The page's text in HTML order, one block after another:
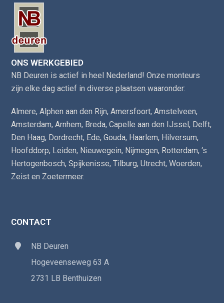
ONS WERKGEBIED
NB Deuren is actief in heel Nederland! Onze monteurs
zijn elke dag actief in diverse plaatsen waaronder:
Almere,Alphen aan den Rijn,Amersfoort,Amstelveen,
Amsterdam,Arnhem, Breda,Capelle aan den IJssel, Delft,
Den Haag, Dordrecht, Ede,Gouda, Haarlem, Hilversum,
Hoofddorp, Leiden, Nieuwegein, Nijmegen, Rotterdam,‘s
Hertogenbosch,Spijkenisse,Tilburg,Utrecht,Woerden,
Zeist en Zoetermeer.
CONTACT
NB Deuren
Hogeveenseweg 63 A
2731 LB Benthuizen